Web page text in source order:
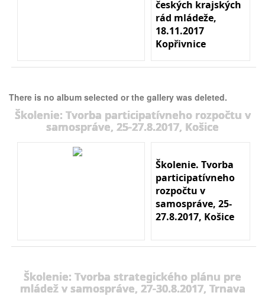
českých krajských
rád mládeže,
18.11.2017
Kopřivnice
There is no album selected or the gallery was deleted.
Školenie: Tvorba participatívneho rozpočtu v
samospráve, 25-27.8.2017, Košice
Školenie. Tvorba
participatívneho
rozpočtu v
samospráve, 25-
27.8.2017, Košice
Školenie: Tvorba strategického plánu pre
mládež v samospráve, 27-30.8.2017, Trnava